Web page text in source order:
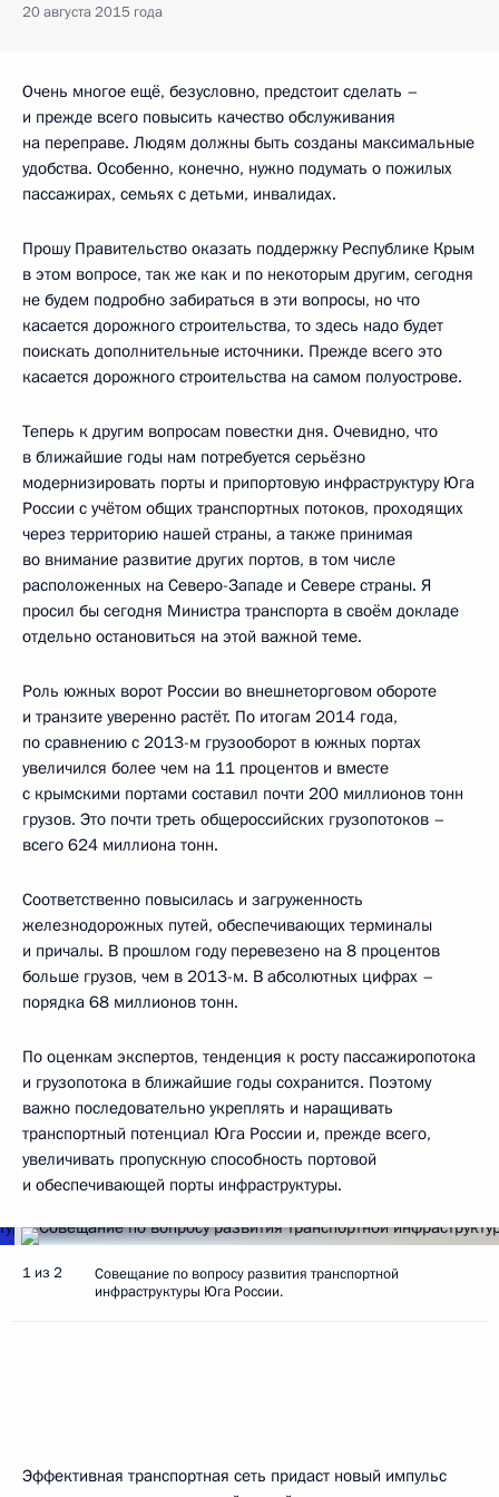
20 августа 2015 года
Очень многое ещё, безусловно, предстоит сделать –
и прежде всего повысить качество обслуживания
на переправе. Людям должны быть созданы максимальные
удобства. Особенно, конечно, нужно подумать о пожилых
пассажирах, семьях с детьми, инвалидах.
Прошу Правительство оказать поддержку Республике Крым
в этом вопросе, так же как и по некоторым другим, сегодня
не будем подробно забираться в эти вопросы, но что
касается дорожного строительства, то здесь надо будет
поискать дополнительные источники. Прежде всего это
касается дорожного строительства на самом полуострове.
Теперь к другим вопросам повестки дня. Очевидно, что
в ближайшие годы нам потребуется серьёзно
модернизировать порты и припортовую инфраструктуру Юга
России с учётом общих транспортных потоков, проходящих
через территорию нашей страны, а также принимая
во внимание развитие других портов, в том числе
расположенных на Северо-Западе и Севере страны. Я
просил бы сегодня Министра транспорта в своём докладе
отдельно остановиться на этой важной теме.
Роль южных ворот России во внешнеторговом обороте
и транзите уверенно растёт. По итогам 2014 года,
по сравнению с 2013-м грузооборот в южных портах
увеличился более чем на 11 процентов и вместе
с крымскими портами составил почти 200 миллионов тонн
грузов. Это почти треть общероссийских грузопотоков –
всего 624 миллиона тонн.
Соответственно повысилась и загруженность
железнодорожных путей, обеспечивающих терминалы
и причалы. В прошлом году перевезено на 8 процентов
больше грузов, чем в 2013-м. В абсолютных цифрах –
порядка 68 миллионов тонн.
По оценкам экспертов, тенденция к росту пассажиропотока
и грузопотока в ближайшие годы сохранится. Поэтому
важно последовательно укреплять и наращивать
транспортный потенциал Юга России и, прежде всего,
увеличивать пропускную способность портовой
и обеспечивающей порты инфраструктуры.
1 из 2
Совещание по вопросу развития транспортной
инфраструктуры Юга России.
Эффективная транспортная сеть придаст новый импульс